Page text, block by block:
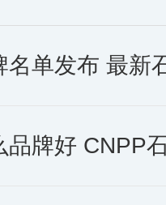
名单发布 最新
CNPP石墨烯地